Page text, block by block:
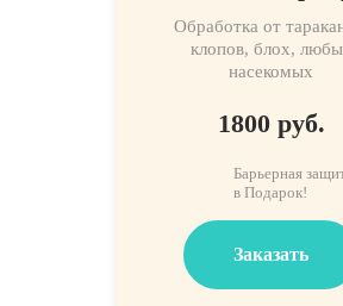
Обработка от
клопов, блох,
насекомых
1800 руб.
Барьерная
в Подарок!
Заказать